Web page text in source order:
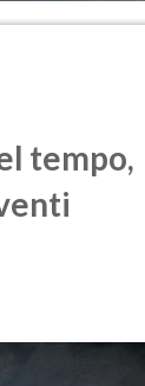
tempo,